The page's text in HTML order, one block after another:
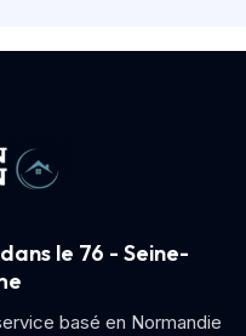
le 76 - Seine-
basé en Normandie